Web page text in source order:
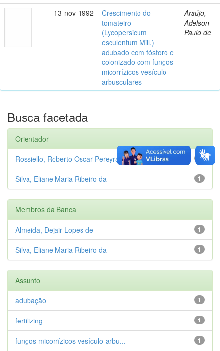
13-nov-1992
Crescimento do
tomateiro
(Lycopersicum
esculentum Mill.)
adubado com fósforo e
colonizado com fungos
micorrízicos vesículo-
arbusculares
Araújo,
Adelson
Paulo de
Busca facetada
Orientador
1
Rossiello, Roberto Oscar Pereyra
1
Silva, Eliane Maria Ribeiro da
Membros da Banca
1
Almeida, Dejair Lopes de
1
Silva, Eliane Maria Ribeiro da
Assunto
1
adubação
1
fertilizing
1
fungos micorrízicos vesículo-arbu...